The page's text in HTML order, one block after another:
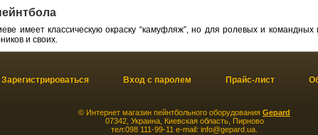
имеет классическую окраску “камуфляж”, но для ролевых и
и своих.
Зарегистрироваться Вход с паролем Прайс-лист
© Интернет магазин пейнтбольного оборудования Gepard
07342, Украина, Киевская область, Пирново
тел:098 111-99-11 e-mail: info@gepard.ua